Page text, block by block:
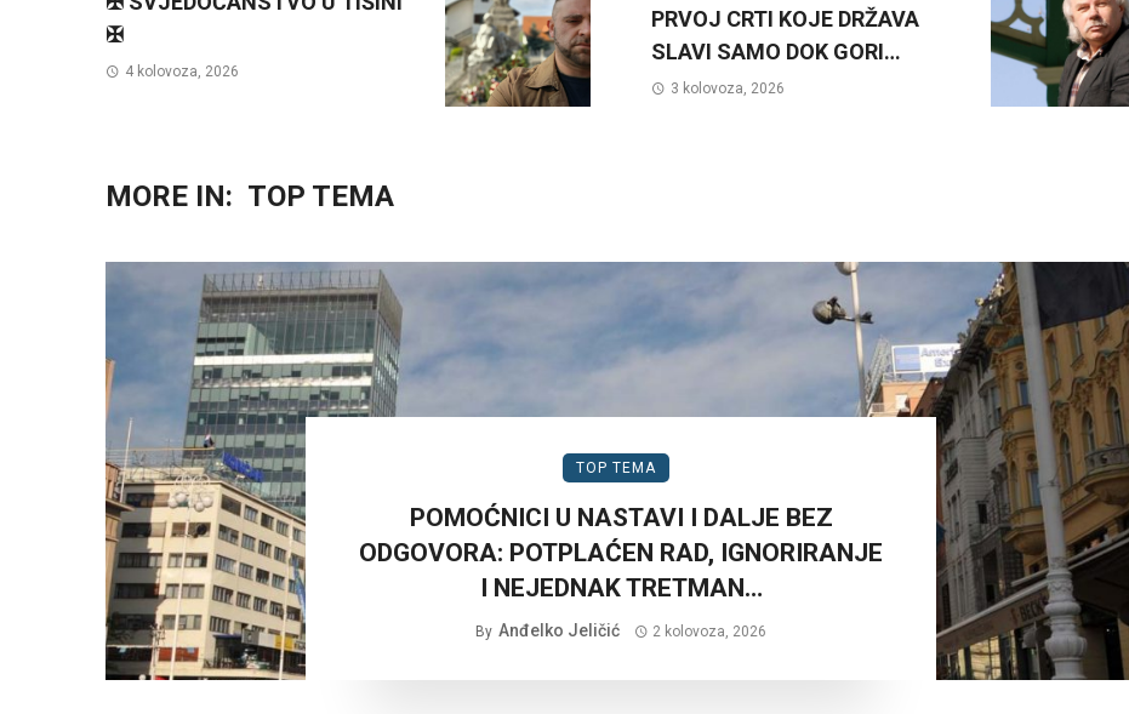
✠
4 kolovoza, 2026
PRVOJ CRTI KOJE DRŽAVA
SLAVI SAMO DOK GORI…
3 kolovoza, 2026
MORE IN: TOP TEMA
TOP TEMA
POMOĆNICI U NASTAVI I DALJE BEZ
ODGOVORA: POTPLAĆEN RAD, IGNORIRANJE
I NEJEDNAK TRETMAN…
By Anđelko Jeličić 2 kolovoza, 2026